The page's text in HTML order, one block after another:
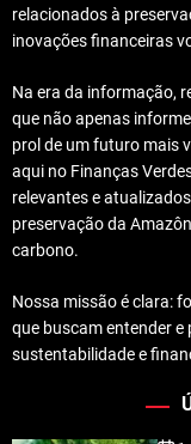
relacionados à
inovações financeiras
Na era da informação,
que não apenas
prol de um futuro mais
aqui no Finanças
relevantes e
preservação da
carbono.
Nossa missão é clara:
que buscam entender
sustentabilidade e